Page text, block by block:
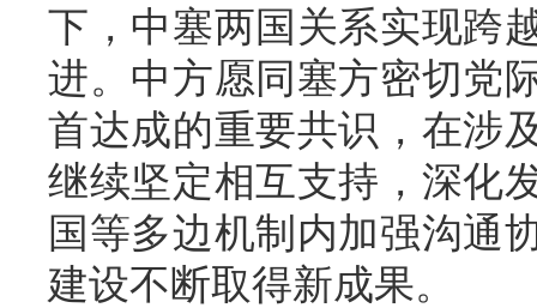
下，中塞两国关系实现跨
进。中方愿同塞方密切党
首达成的重要共识，在涉
继续坚定相互支持，深化
国等多边机制内加强沟通
建设不断取得新成果。